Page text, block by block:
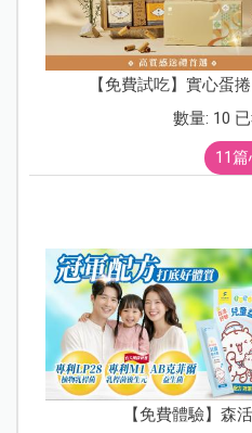
【免費試吃】實心蛋
數量: 10
11
【免費體驗】森